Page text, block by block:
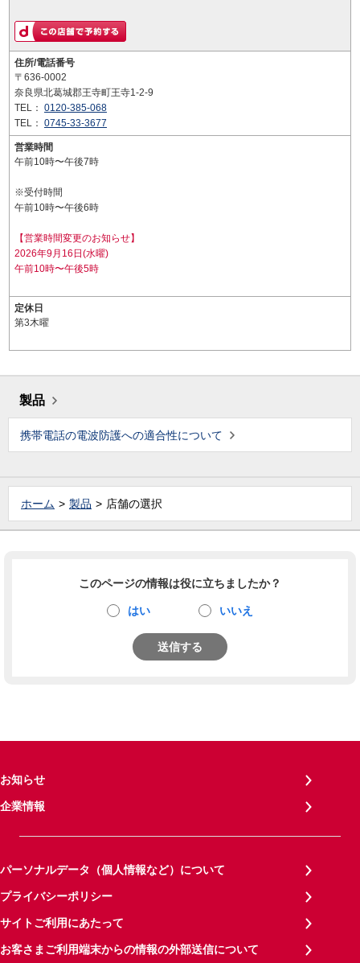
住所/電話番号
〒636-0002
奈良県北葛城郡王寺町王寺1-2-9
TEL： 0120-385-068
TEL： 0745-33-3677
営業時間
午前10時〜午後7時
※受付時間
午前10時〜午後6時
【営業時間変更のお知らせ】
2026年9月16日(水曜)
午前10時〜午後5時
定休日
第3木曜
製品
携帯電話の電波防護への適合性について
ホーム 製品 店舗の選択
このページの情報は役に立ちましたか？
はい いいえ
送信する
お知らせ
企業情報
パーソナルデータ（個人情報など）について
プライバシーポリシー
サイトご利用にあたって
お客さまご利用端末からの情報の外部送信について